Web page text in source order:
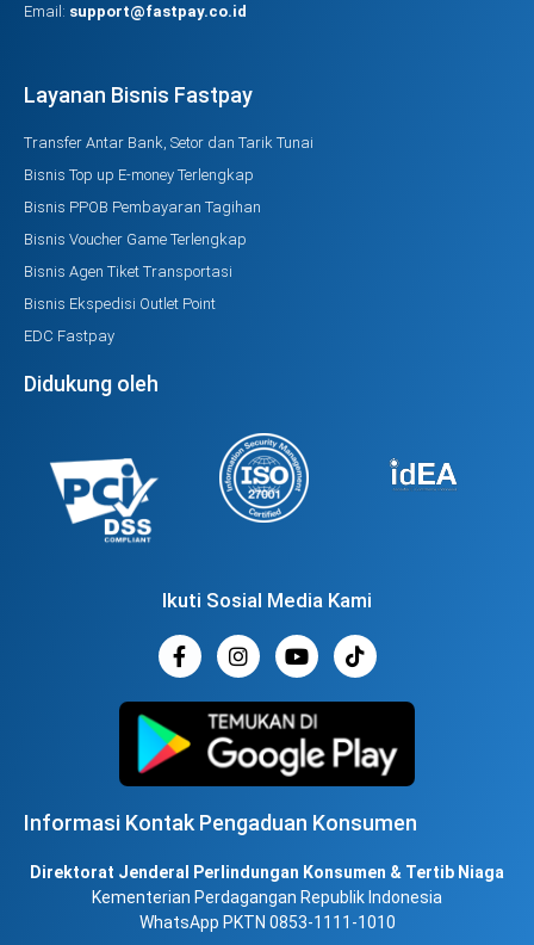
Email: support@fastpay.co.id
Layanan Bisnis Fastpay
Transfer Antar Bank, Setor dan Tarik Tunai
Bisnis Top up E-money Terlengkap
Bisnis PPOB Pembayaran Tagihan
Bisnis Voucher Game Terlengkap
Bisnis Agen Tiket Transportasi
Bisnis Ekspedisi Outlet Point
EDC Fastpay
Didukung oleh
Ikuti Sosial Media Kami
Informasi Kontak Pengaduan Konsumen
Direktorat Jenderal Perlindungan Konsumen & Tertib Niaga
Kementerian Perdagangan Republik Indonesia
WhatsApp PKTN 0853-1111-1010